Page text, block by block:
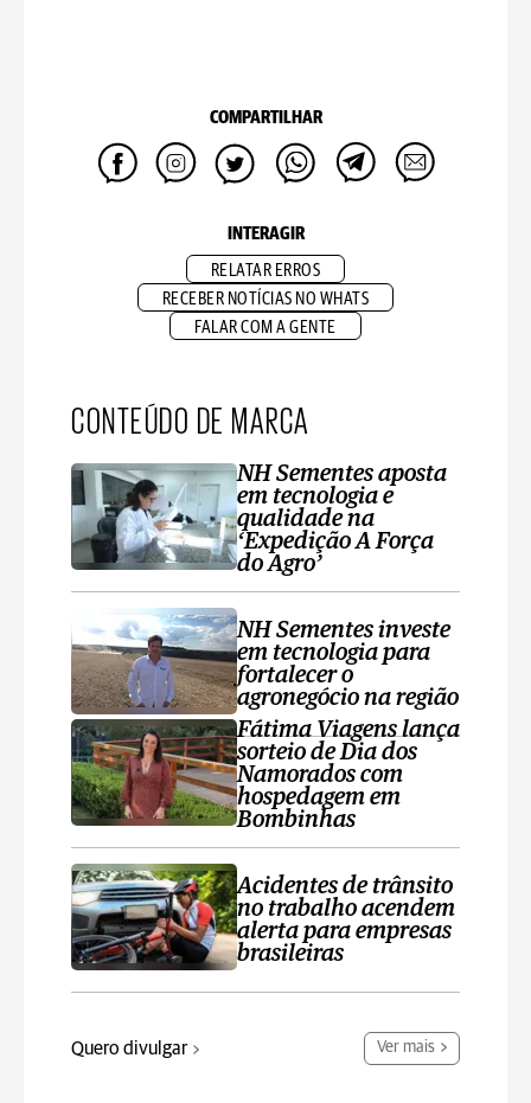
COMPARTILHAR
INTERAGIR
RELATAR ERROS
RECEBER NOTÍCIAS NO WHATS
FALAR COM A GENTE
CONTEÚDO DE MARCA
NH Sementes aposta
em tecnologia e
qualidade na
‘Expedição A Força
do Agro’
NH Sementes investe
em tecnologia para
fortalecer o
agronegócio na região
Fátima Viagens lança
sorteio de Dia dos
Namorados com
hospedagem em
Bombinhas
Acidentes de trânsito
no trabalho acendem
alerta para empresas
brasileiras
Quero divulgar Ver mais